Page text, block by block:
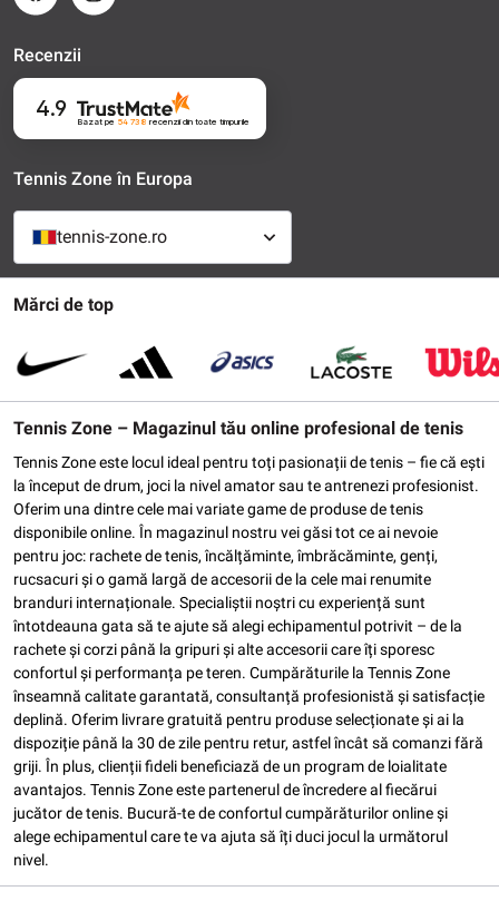
Mărci de top
Tennis Zone – Magazinul tău online profesional de tenis
Tennis Zone este locul ideal pentru toți pasionații de tenis – fie că ești
la început de drum, joci la nivel amator sau te antrenezi profesionist.
Oferim una dintre cele mai variate game de produse de tenis
disponibile online. În magazinul nostru vei găsi tot ce ai nevoie
pentru joc: rachete de tenis, încălțăminte, îmbrăcăminte, genți,
rucsacuri și o gamă largă de accesorii de la cele mai renumite
branduri internaționale. Specialiștii noștri cu experiență sunt
întotdeauna gata să te ajute să alegi echipamentul potrivit – de la
rachete și corzi până la gripuri și alte accesorii care îți sporesc
confortul și performanța pe teren. Cumpărăturile la Tennis Zone
înseamnă calitate garantată, consultanță profesionistă și satisfacție
deplină. Oferim livrare gratuită pentru produse selecționate și ai la
dispoziție până la 30 de zile pentru retur, astfel încât să comanzi fără
griji. În plus, clienții fideli beneficiază de un program de loialitate
avantajos. Tennis Zone este partenerul de încredere al fiecărui
jucător de tenis. Bucură-te de confortul cumpărăturilor online și
alege echipamentul care te va ajuta să îți duci jocul la următorul
nivel.
Recenzii
4.9
Bazat pe 54 738 recenziidin toate timpurile
Tennis Zone în Europa
tennis-zone.ro